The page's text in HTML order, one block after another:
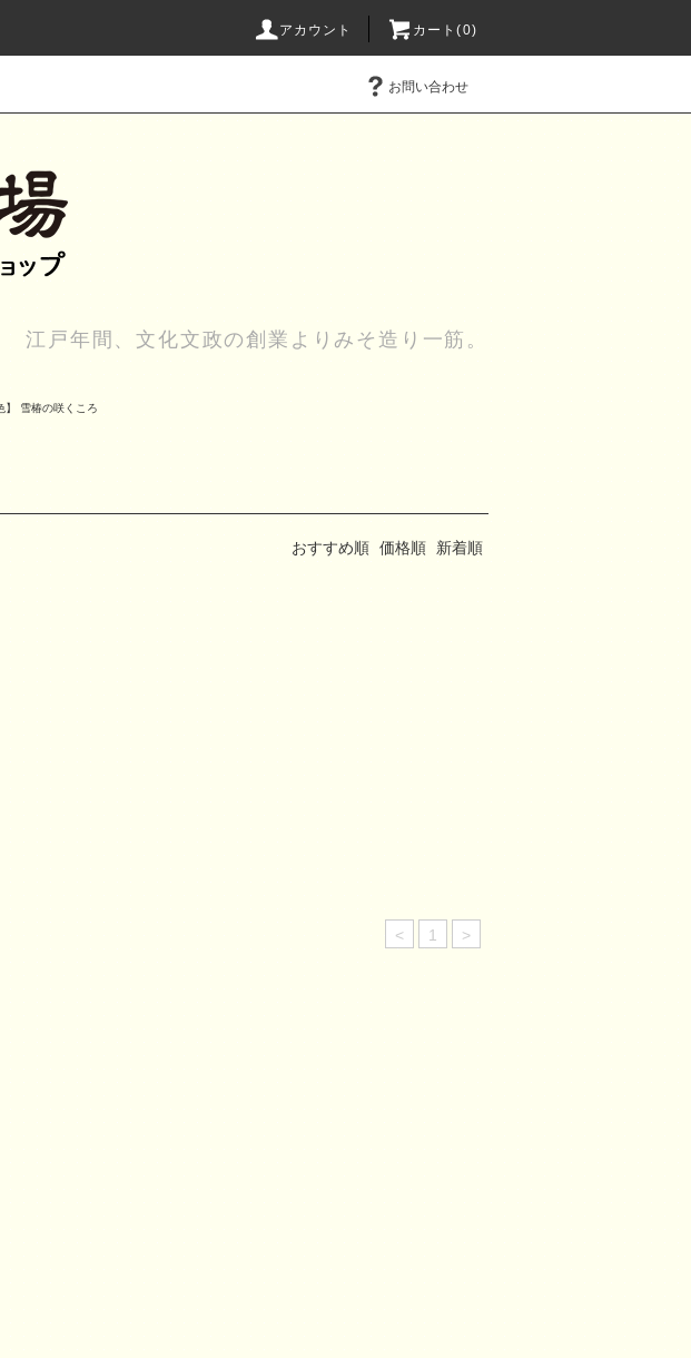
アカウント カート(0)
お問い合わせ
江戸年間、文化文政の創業よりみそ造り一筋。
】 雪椿の咲くころ
おすすめ順 価格順 新着順
< 1 >